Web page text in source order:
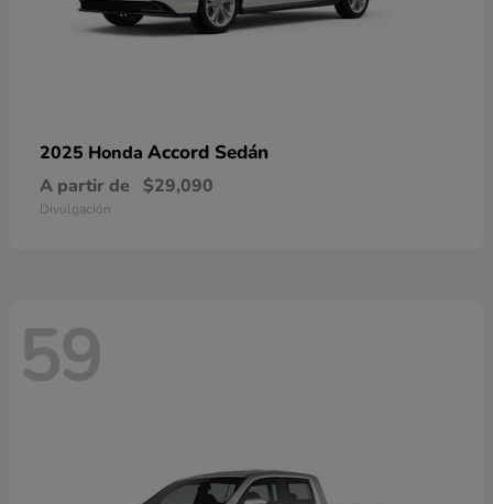
2025 Honda Accord Sedán
A partir de $29,090
Divulgación
59